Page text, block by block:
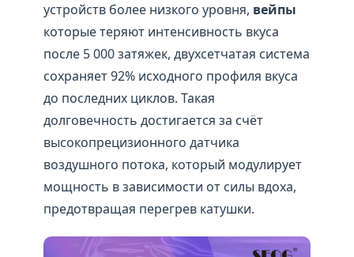
устройств более низкого уровня, вейпы
которые теряют интенсивность вкуса
после 5 000 затяжек, двухсетчатая система
сохраняет 92% исходного профиля вкуса
до последних циклов. Такая
долговечность достигается за счёт
высокопрецизионного датчика
воздушного потока, который модулирует
мощность в зависимости от силы вдоха,
предотвращая перегрев катушки.